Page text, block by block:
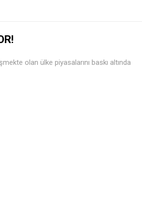
olan ülke piyasalarını baskı altında